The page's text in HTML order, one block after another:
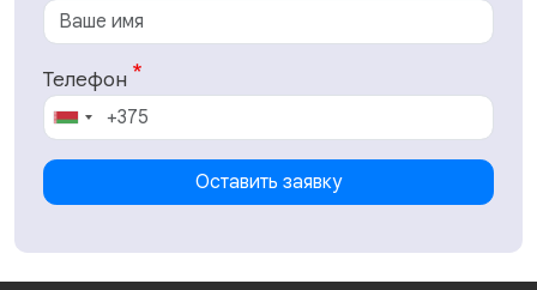
Телефон
Оставить заявку